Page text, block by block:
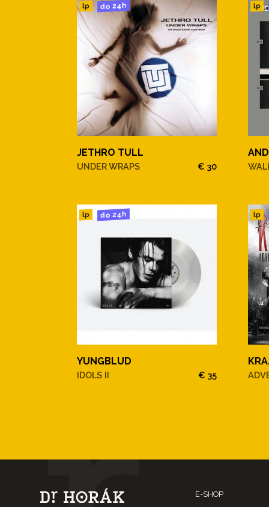
lp do 24h
JETHRO TULL
UNDER WRAPS € 30
lp
lp do 24h
YUNGBLUD
IDOLS II € 35
lp
E-SHOP